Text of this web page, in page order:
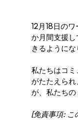
12月18日の
か月間支援
きるようにな
私たちはコ
がたたえら
が、私たち
[免責事項: こ